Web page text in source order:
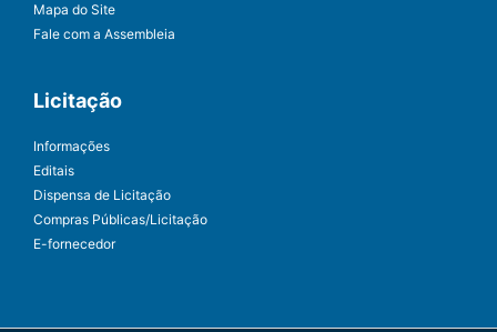
Mapa do Site
Fale com a Assembleia
Licitação
Informações
Editais
Dispensa de Licitação
Compras Públicas/Licitação
E-fornecedor